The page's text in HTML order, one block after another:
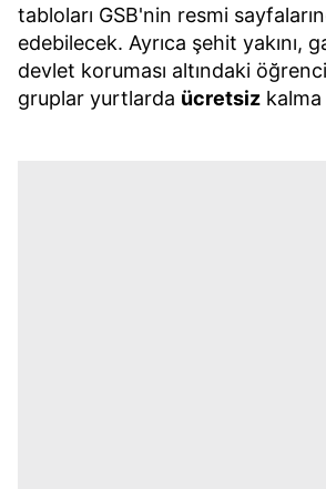
tabloları GSB'nin resmi
edebilecek. Ayrıca şehit yakını,
devlet koruması altındaki
gruplar yurtlarda ücretsiz kalma